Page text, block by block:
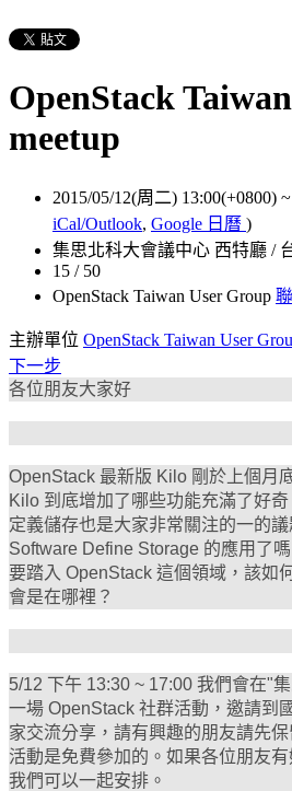
OpenStack
meetup
2015/05/12(周二) 13:00(+0800) ~
iCal/Outlook, Google 日曆 )
集思北科大會議中心 西特廳 /
15 / 50
OpenStack Taiwan User Group
主辦單位 OpenStack Taiwan User
下一步
各位朋友大家好
OpenStack 最新版 Kilo 剛於上個月
Kilo 到底增加了哪些功能充滿了好
定義儲存也是大家非常關注的一的
Software Define Storage 的應用了
要踏入 OpenStack 這個領域，該如
會是在哪裡？
5/12 下午 13:30 ~ 17:00 我們會在"
一場 OpenStack 社群活動，邀請到
家交流分享，請有興趣的朋友請先
活動是免費參加的。如果各位朋友
我們可以一起安排。